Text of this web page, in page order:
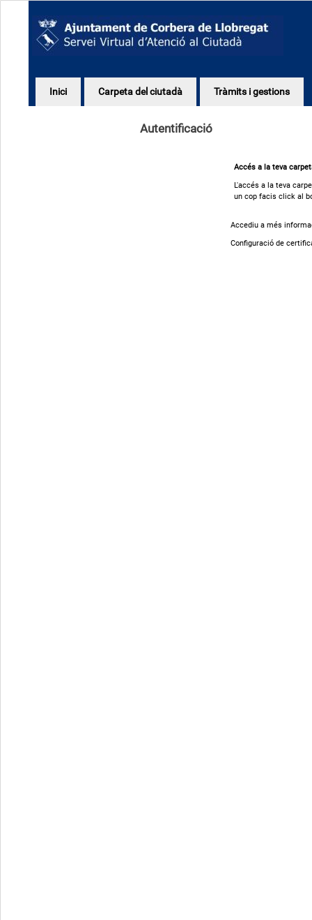
Inici Carpeta del ciutadà Tràmits i gestions
Autentificació
Accés a la teva
L'accés a la teva
un cop facis click al
Accediu a més
Configuració de